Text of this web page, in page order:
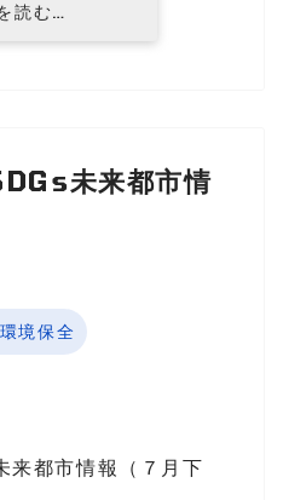
読む…
未来都市情
境保全
来都市情報（７月下